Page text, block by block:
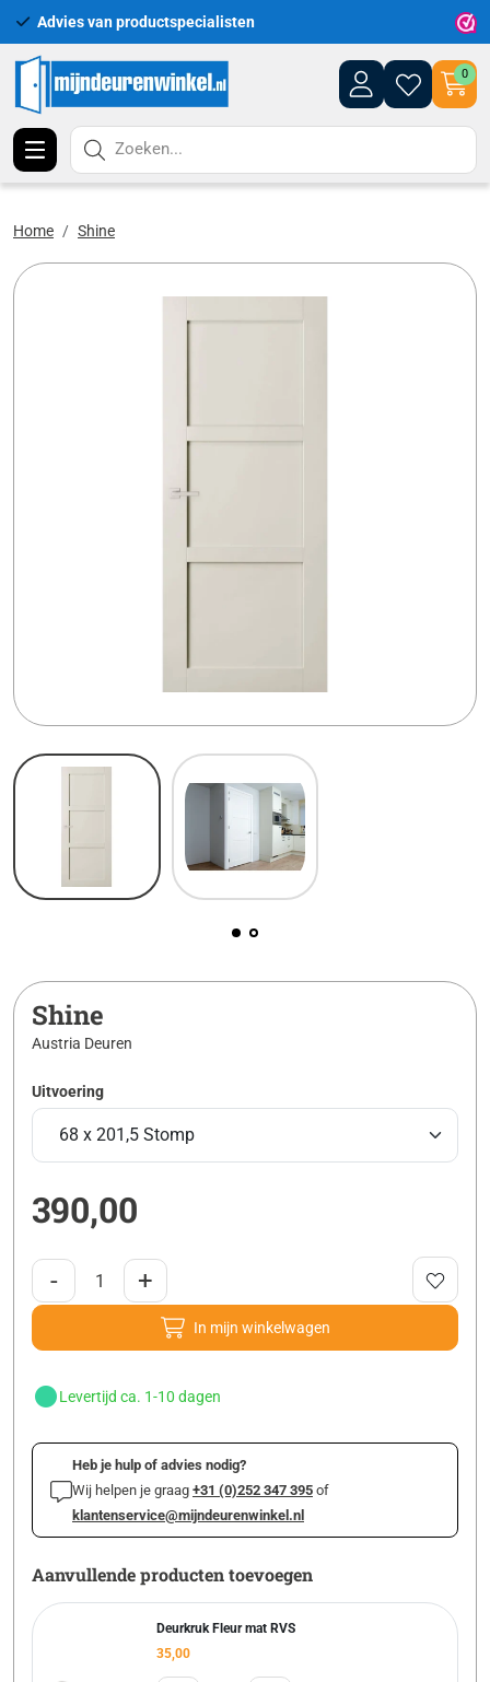
Advies van productspecialisten
0
Zoeken...
Home Shine
Shine
Austria Deuren
Uitvoering
390,00
- +
In mijn winkelwagen
Levertijd ca. 1-10 dagen
Heb je hulp of advies nodig?
Wij helpen je graag +31 (0)252 347 395 of
klantenservice@mijndeurenwinkel.nl
Aanvullende producten toevoegen
Deurkruk Fleur mat RVS
35,00